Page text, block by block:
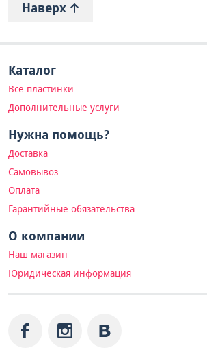
Наверх
Каталог
Все пластинки
Дополнительные услуги
Нужна помощь?
Доставка
Самовывоз
Оплата
Гарантийные обязательства
О компании
Наш магазин
Юридическая информация